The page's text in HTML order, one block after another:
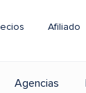
Afiliado
Agencias